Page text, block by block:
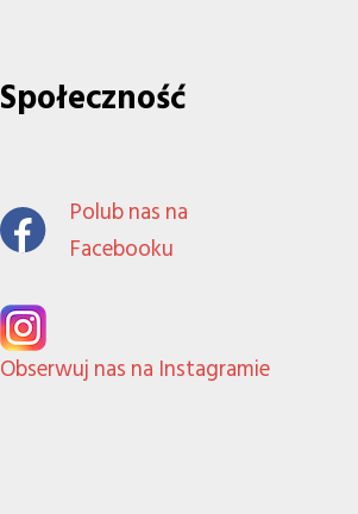
Społeczność
Polub nas na
Facebooku
Obserwuj nas na Instagramie